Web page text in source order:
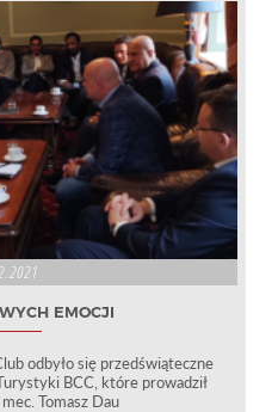
EMOCJI
odbyło się przedświąteczne
BCC, które prowadził
Tomasz Dau